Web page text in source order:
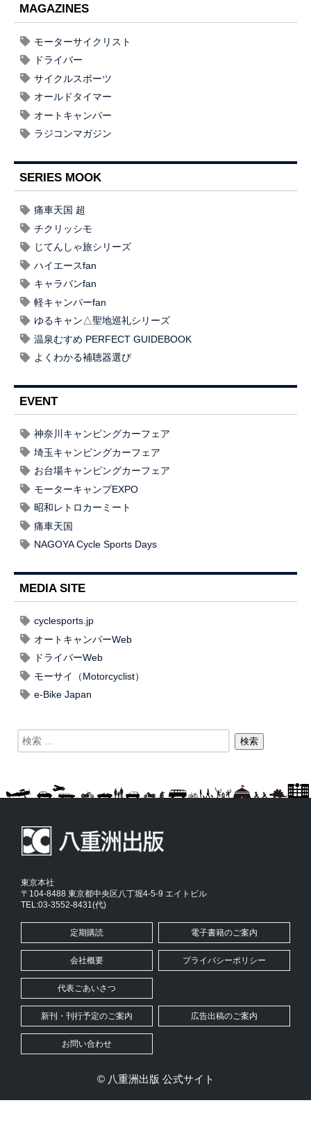
MAGAZINES
モーターサイクリスト
ドライバー
サイクルスポーツ
オールドタイマー
オートキャンパー
ラジコンマガジン
SERIES MOOK
痛車天国 超
チクリッシモ
じてんしゃ旅シリーズ
ハイエースfan
キャラバンfan
軽キャンパーfan
ゆるキャン△聖地巡礼シリーズ
温泉むすめ PERFECT GUIDEBOOK
よくわかる補聴器選び
EVENT
神奈川キャンピングカーフェア
埼玉キャンピングカーフェア
お台場キャンピングカーフェア
モーターキャンプEXPO
昭和レトロカーミート
痛車天国
NAGOYA Cycle Sports Days
MEDIA SITE
cyclesports.jp
オートキャンパーWeb
ドライバーWeb
モーサイ（Motorcyclist）
e-Bike Japan
東京本社
〒104-8488 東京都中央区八丁堀4-5-9 エイトビル
TEL:03-3552-8431(代)
定期購読 電子書籍のご案内
会社概要 プライバシーポリシー
代表ごあいさつ
新刊・刊行予定のご案内 広告出稿のご案内
お問い合わせ
© 八重洲出版 公式サイト